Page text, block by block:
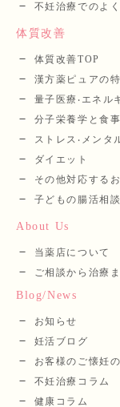
不妊治療でのよ
体質改善
体質改善TOP
漢⽅薬ピュアの
量⼦医療‧エネル
分⼦栄養学と⾷
ストレス‧メンタ
ダイエット
その他対応する
子どもの腸活相談
About Us
当薬店について
ご相談から治療
Blog/News
お知らせ
妊活ブログ
お客様のご懐妊
不妊治療コラム
健康コラム